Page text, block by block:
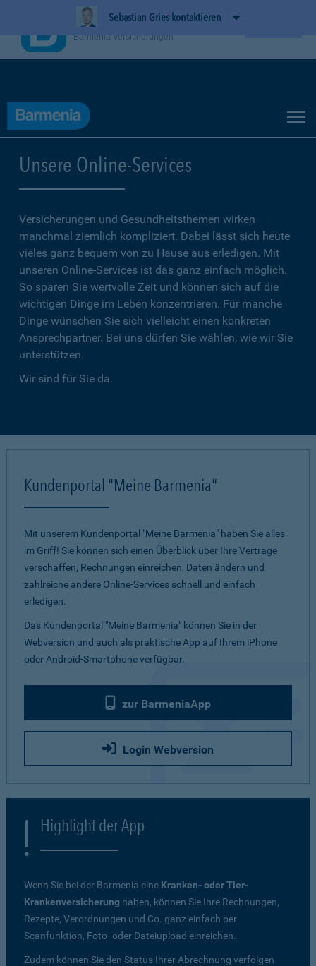
Sebastian Gries kontaktieren
Unsere Online-Services
Versicherungen und Gesundheitsthemen wirken
manchmal ziemlich kompliziert. Dabei lässt sich heute
vieles ganz bequem von zu Hause aus erledigen. Mit
unseren Online-Services ist das ganz einfach möglich.
So sparen Sie wertvolle Zeit und können sich auf die
wichtigen Dinge im Leben konzentrieren. Für manche
Dinge wünschen Sie sich vielleicht einen konkreten
Ansprechpartner. Bei uns dürfen Sie wählen, wie wir Sie
unterstützen.
Wir sind für Sie da.
Kundenportal "Meine Barmenia"
Mit unserem Kundenportal "Meine Barmenia" haben Sie alles
im Griff! Sie können sich einen Überblick über Ihre Verträge
verschaffen, Rechnungen einreichen, Daten ändern und
zahlreiche andere Online-Services schnell und einfach
erledigen.
Das Kundenportal "Meine Barmenia" können Sie in der
Webversion und auch als praktische App auf Ihrem iPhone
oder Android-Smartphone verfügbar.
zur BarmeniaApp
Login Webversion
Highlight der App
Wenn Sie bei der Barmenia eine Kranken- oder Tier-
Krankenversicherung haben, können Sie Ihre Rechnungen,
Rezepte, Verordnungen und Co. ganz einfach per
Scanfunktion, Foto- oder Dateiupload einreichen.
Zudem können Sie den Status Ihrer Abrechnung verfolgen
BarmeniaApp
Barmenia Versicherungen